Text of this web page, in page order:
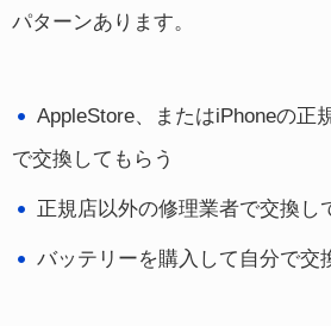
パターンあります。
AppleStore、またはiPhoneの正
で交換してもらう
正規店以外の修理業者で交換し
バッテリーを購入して自分で交